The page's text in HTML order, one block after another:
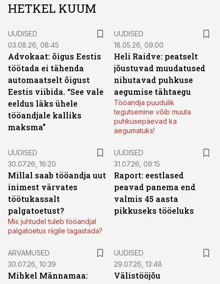
HETKEL KUUM
UUDISED
03.08.26, 08:45
Advokaat: õigus Eestis
töötada ei tähenda
automaatselt õigust
Eestis viibida. “See vale
eeldus läks ühele
tööandjale kalliks
maksma”
UUDISED
18.05.26, 09:00
Heli Raidve: peatselt
jõustuvad muudatused
nihutavad puhkuse
aegumise tähtaegu
Tööandja puudulik
tegutsemine võib muuta
puhkusepäevad ka
aegumatuks!
UUDISED
30.07.26, 16:20
Millal saab tööandja uut
inimest värvates
töötukassalt
palgatoetust?
Mis juhtudel tuleb tööandjal
palgatoetus riigile tagastada?
UUDISED
31.07.26, 09:15
Raport: eestlased
peavad panema end
valmis 45 aasta
pikkuseks tööeluks
ARVAMUSED
30.07.26, 10:39
Mihkel Männamaa:
UUDISED
29.07.26, 13:48
Välistööjõu